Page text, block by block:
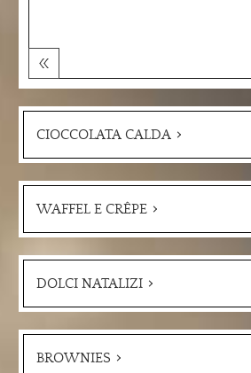
CIOCCOLATA CALDA
WAFFEL E CRÊPE
DOLCI NATALIZI
BROWNIES